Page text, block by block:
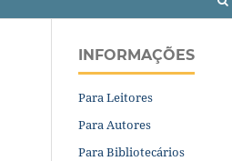
INFORMAÇÕES
Para Leitores
Para Autores
Para Bibliotecários